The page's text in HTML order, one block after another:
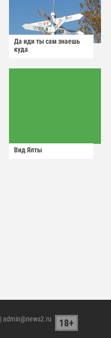
Да иди ты сам знаешь
куда
Вид Ялты
| admin@news2.ru 18+